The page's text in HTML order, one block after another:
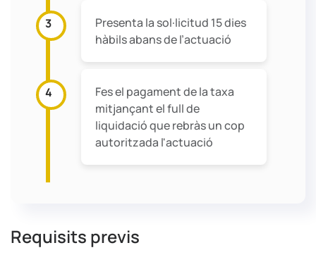
Presenta la sol·licitud 15 dies
hàbils abans de l’actuació
3
Fes el pagament de la taxa
mitjançant el full de
liquidació que rebràs un cop
autoritzada l'actuació
4
Requisits previs